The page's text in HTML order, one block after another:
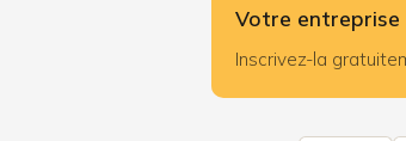
Votre entreprise
Inscrivez-la